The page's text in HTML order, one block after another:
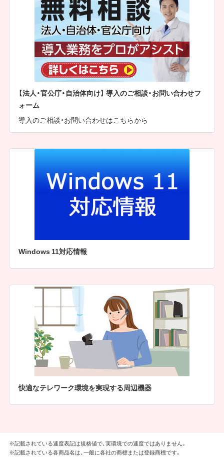
【法人・官公庁・自治体向け】 導入のご相談・お問い合わせフ
ォーム
導入のご相談・お問い合わせはこちらから
Windows 11対応情報
快適なテレワーク環境を実現する周辺機器
※記載されている速度表記は規格値で、実環境での速度ではありません。
※記載されている各商品名は、一般に各社の商標または登録商標です。